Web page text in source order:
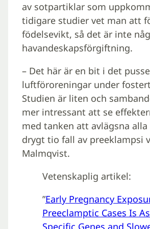
av sotpartiklar som
tidigare studier vet man att
födelsevikt, så det är inte
havandeskapsförgiftning.
– Det här är en bit i det
luftföroreningar under
Studien är liten och
mer intressant att se
med tanken att avlägsna
drygt tio fall av preeklampsi
Malmqvist.
Vetenskaplig artikel:
”Early Pregnancy
Preeclamptic Cases Is